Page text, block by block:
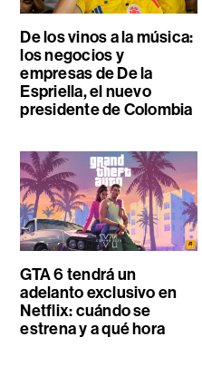
De los vinos a la música:
los negocios y
empresas de De la
Espriella, el nuevo
presidente de Colombia
GTA 6 tendrá un
adelanto exclusivo en
Netflix: cuándo se
estrena y a qué hora